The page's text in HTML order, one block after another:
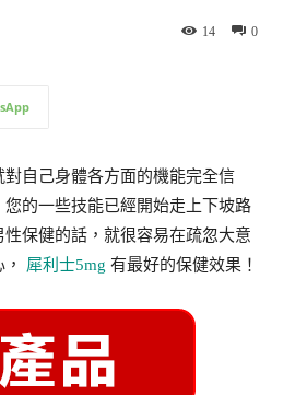
0
14
自己身體各方面的機能完全信
的一些技能已經開始走上下坡路
保健的話，就很容易在疏忽大意
犀利士5mg 有最好的保健效果！